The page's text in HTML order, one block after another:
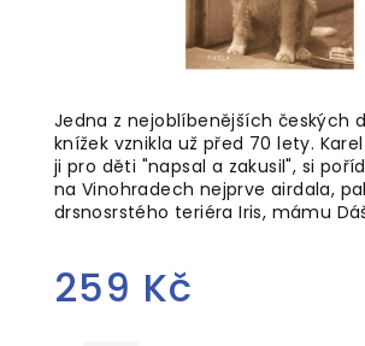
Jedna z nejoblíbenějších českých
knížek vznikla už před 70 lety.
ji pro děti "napsal a zakusil", si
na Vinohradech nejprve airdala,
drsnosrstého teriéra Iris, mámu
259 Kč